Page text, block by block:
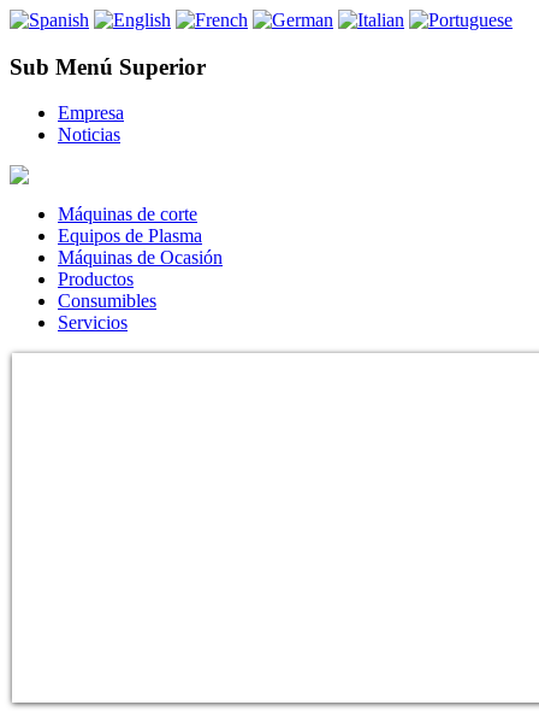
Sub Menú Superior
Empresa
Noticias
Máquinas de corte
Equipos de Plasma
Máquinas de Ocasión
Productos
Consumibles
Servicios